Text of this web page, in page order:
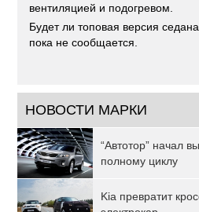
вентиляцией и подогревом.
Будет ли топовая версия
пока не сообщается.
НОВОСТИ МАРКИ
“Автотор” начал
полному циклу
Kia превратит